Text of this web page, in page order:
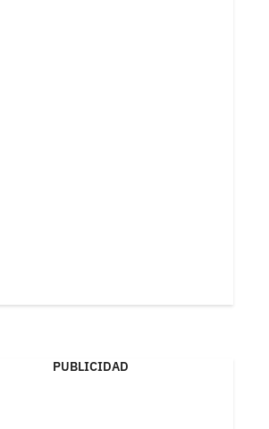
PUBLICIDAD